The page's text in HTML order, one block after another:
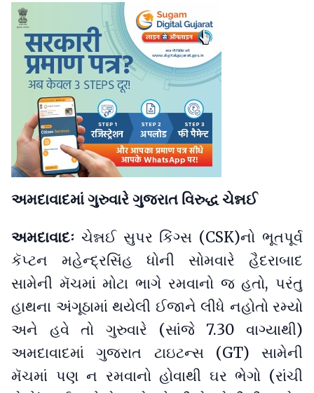
અમદાવાદમાં ગુરુવારે ગુજરાત વિરુદ્ધ ચેન્નઈ
અમદાવાદઃ ચેન્નઈ સુપર કિંગ્સ (CSK)નો ભૂતપૂર્વ
કૅપ્ટન મહેન્દ્રસિંહ ધોની સોમવારે હૈદરાબાદ
સામેની મૅચમાં મોટા ભાગે રમવાનો જ હતો, પરંતુ
હાથના અંગૂઠામાં થયેલી ઈજાને લીધે નહોતો રમ્યો
અને હવે તો ગુરુવારે (સાંજે 7.30 વાગ્યાથી)
અમદાવાદમાં ગુજરાત ટાઇટન્સ (GT) સામેની
મૅચમાં પણ ન રમવાનો હોવાથી ઘર ભેગો (રાંચી